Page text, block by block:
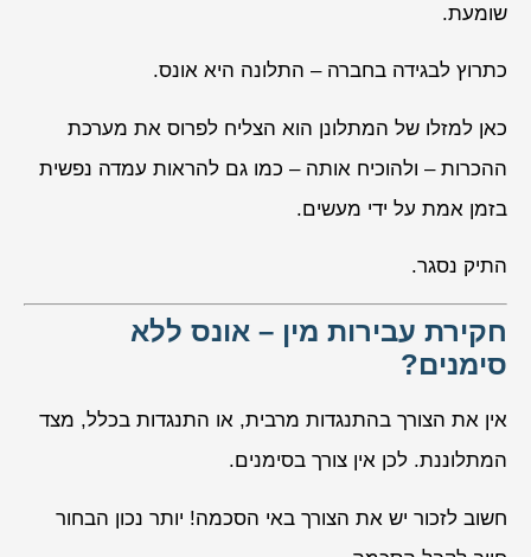
שומעת.
כתרוץ לבגידה בחברה – התלונה היא אונס.
כאן למזלו של המתלונן הוא הצליח לפרוס את מערכת
ההכרות – ולהוכיח אותה – כמו גם להראות עמדה נפשית
בזמן אמת על ידי מעשים.
התיק נסגר.
חקירת עבירות מין – אונס ללא
סימנים?
אין את הצורך בהתנגדות מרבית, או התנגדות בכלל, מצד
המתלוננת. לכן אין צורך בסימנים.
חשוב לזכור יש את הצורך באי הסכמה! יותר נכון הבחור